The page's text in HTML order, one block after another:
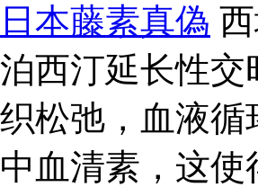
日本藤素真偽
泊西汀延长性
织松弛，血液
中血清素，这